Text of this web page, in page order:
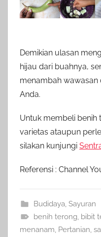
Demikian ulasan
hijau dari buahnya,
menambah
Anda.
Untuk membeli benih
varietas ataupun
silakan kunjungi
Referensi : Channel
Budidaya, Sayuran
benih terong, bibit
menanam, Pertanian,